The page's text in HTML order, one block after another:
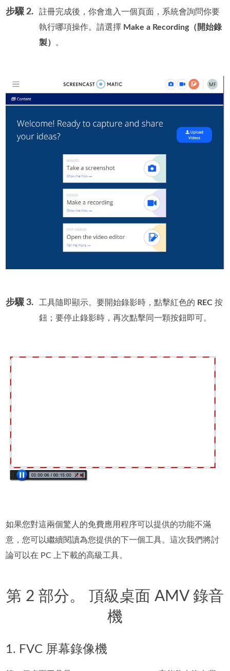
步驟 2.
註冊完成後，你會進入一個頁面，系統會詢問你要
執行哪項操作。請選擇 Make a Recording（開始錄
製）
。
步驟 3. 工具隨即顯示。要開始錄影時，點擊紅色的 REC 按
鈕；要停止錄影時，再次點擊同一顆按鈕即可。
如果您對這兩個驚人的免費應用程序可以提供的功能不滿
意，您可以繼續閱讀為您提供的下一個工具。這次我們將討
論可以在 PC 上下載的高級工具。
第 2 部分。 頂級桌面 AMV 錄音
機
1. FVC 屏幕錄像機